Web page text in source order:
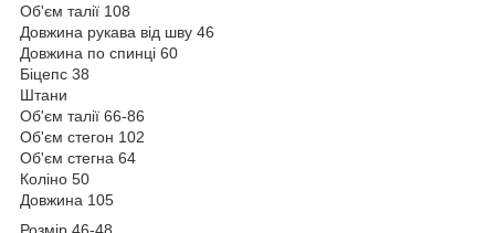
Об'єм талії 108
Довжина рукава від шву 46
Довжина по спинці 60
Біцепс 38
Штани
Об'єм талії 66-86
Об'єм стегон 102
Об'єм стегна 64
Коліно 50
Довжина 105
Розмір 46-48